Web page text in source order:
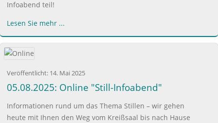
Infoabend teil!
Lesen Sie mehr ...
Veröffentlicht: 14. Mai 2025
05.08.2025: Online "Still-Infoabend"
Informationen rund um das Thema Stillen – wir gehen
heute mit Ihnen den Weg vom Kreißsaal bis nach Hause